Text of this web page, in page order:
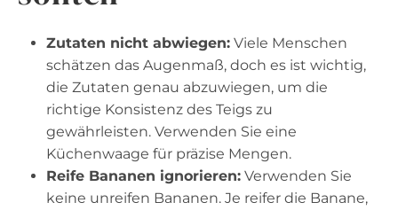
Zutaten nicht abwiegen: Viele Menschen
schätzen das Augenmaß, doch es ist wichtig,
die Zutaten genau abzuwiegen, um die
richtige Konsistenz des Teigs zu
gewährleisten. Verwenden Sie eine
Küchenwaage für präzise Mengen.
Reife Bananen ignorieren: Verwenden Sie
keine unreifen Bananen. Je reifer die Banane,